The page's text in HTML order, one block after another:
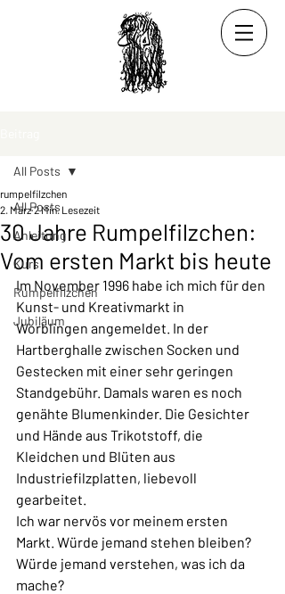
All Posts
Anleitung
Kurs
Rumpelfilzchen
Jubiläum
All Posts
30 Jahre Rumpelfilzchen:
Vom ersten Markt bis heute
rumpelfilzchen
2. März 2 Min. Lesezeit
Im November 1996 habe ich mich für den
Kunst- und Kreativmarkt in
Worblingen angemeldet. In der
Hartberghalle zwischen Socken und
Gestecken mit einer sehr geringen
Standgebühr. Damals waren es noch
genähte Blumenkinder. Die Gesichter
und Hände aus Trikotstoff, die
Kleidchen und Blüten aus
Industriefilzplatten, liebevoll
gearbeitet.
Ich war nervös vor meinem ersten
Markt. Würde jemand stehen bleiben?
Würde jemand verstehen, was ich da
mache?